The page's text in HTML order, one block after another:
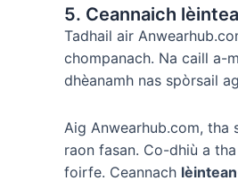
5. Ceannaich
Tadhail air
chompanach. Na caill a-
dhèanamh nas spòrsail
Aig Anwearhub.com, tha
raon fasan. Co-dhiù a
foirfe. Ceannach